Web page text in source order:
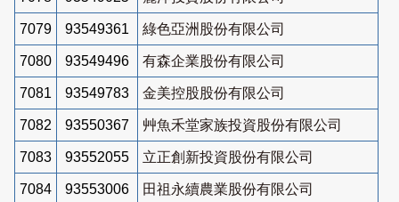
7079 93549361 綠色亞洲股份有限公司
7080 93549496 有森企業股份有限公司
7081 93549783 金美控股股份有限公司
7082 93550367 艸魚禾堂家族投資股份有限公司
7083 93552055 立正創新投資股份有限公司
7084 93553006 田祖永續農業股份有限公司